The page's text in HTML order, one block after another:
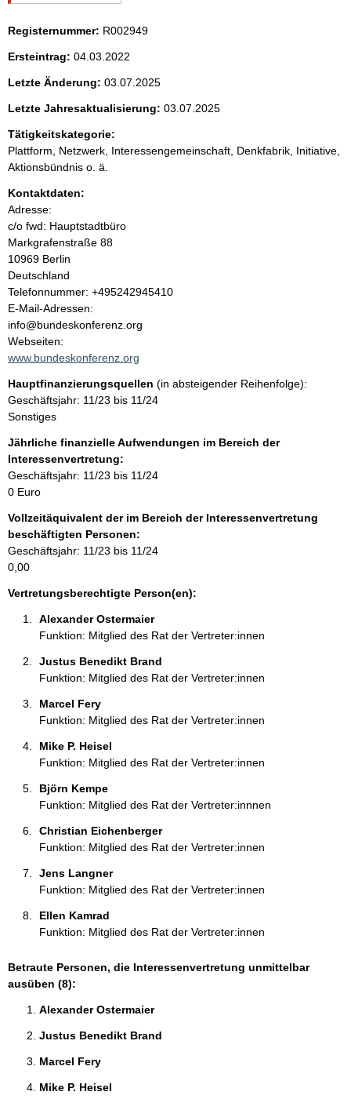
e
n
i
n
h
a
l
t
i
h
i
r
i
n
w
i
Registernummer: R002949
Ersteintrag: 04.03.2022
Letzte Änderung: 03.07.2025
Letzte Jahresaktualisierung: 03.07.2025
Tätigkeitskategorie:
Plattform, Netzwerk, Interessengemeinschaft, Denkfabrik, Initiative,
Aktionsbündnis o. ä.
Kontaktdaten:
Adresse:
c/o fwd: Hauptstadtbüro
Markgrafenstraße 88
10969 Berlin
Deutschland
K
o
n
t
a
t
i
n
f
o
r
m
t
i
o
n
e
Telefonnummer: +495242945410
E-Mail-Adressen:
info@bundeskonferenz.org
Webseiten:
www.bundeskonferenz.org
Hauptfinanzierungsquellen (in absteigender Reihenfolge):
Geschäftsjahr: 11/23 bis 11/24
Sonstiges
Jährliche finanzielle Aufwendungen im Bereich der
Interessenvertretung:
Geschäftsjahr: 11/23 bis 11/24
0 Euro
Vollzeitäquivalent der im Bereich der Interessenvertretung
beschäftigten Personen:
Geschäftsjahr: 11/23 bis 11/24
0,00
Vertretungsberechtigte Person(en):
Alexander Ostermaier
Funktion: Mitglied des Rat der Vertreter:innen
Justus Benedikt Brand
Funktion: Mitglied des Rat der Vertreter:innen
Marcel Fery
Funktion: Mitglied des Rat der Vertreter:innen
Mike P. Heisel
Funktion: Mitglied des Rat der Vertreter:innen
Björn Kempe
Funktion: Mitglied des Rat der Vertreter:innnen
Christian Eichenberger
Funktion: Mitglied des Rat der Vertreter:innen
Jens Langner
Funktion: Mitglied des Rat der Vertreter:innen
Ellen Kamrad
Funktion: Mitglied des Rat der Vertreter:innen
Betraute Personen, die Interessenvertretung unmittelbar
ausüben (8):
Alexander Ostermaier
Justus Benedikt Brand
Marcel Fery
Mike P. Heisel